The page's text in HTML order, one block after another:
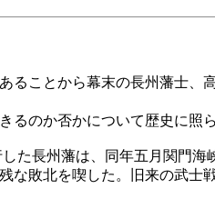
ことから幕末の長州藩士、
のか否かについて歴史に照
長州藩は、同年五月関門海
敗北を喫した。旧来の武士